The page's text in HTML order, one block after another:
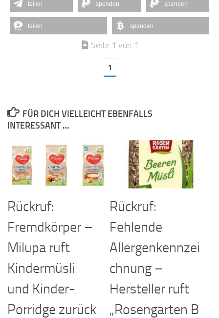
teilen spenden spenden
teilen spenden
Seite 1 von 1
1
FÜR DICH VIELLEICHT EBENFALLS
INTERESSANT …
Rückruf:
Fremdkörper –
Milupa ruft
Kindermüsli
und Kinder-
Porridge zurück
Rückruf:
Fehlende
Allergenkennzei
chnung –
Hersteller ruft
„Rosengarten B